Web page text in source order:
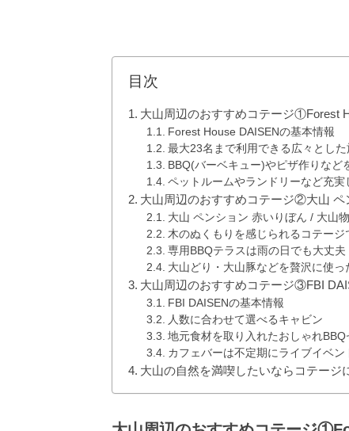
目次
大山周辺のおすすめコテージ①Forest
Forest House DAISENの基本情報
最大23名まで利用できる広々とした
BBQ(バーベキュー)やピザ作りなど
ペットルームやランドリーなど充実
大山周辺のおすすめコテージ②大山 ペ
大山 ペンション 赤いりぼん / 大山
木のぬくもりを感じられるコテージ
専用BBQテラスは雨の日でも大丈夫
大山どり・大山豚などを贅沢に使っ
大山周辺のおすすめコテージ③FBI
FBI DAISENの基本情報
人数に合わせて選べるキャビン
地元食材を取り入れたおしゃれBBQ
カフェバーは不定期にライブイベン
大山の自然を満喫したいならコテージ